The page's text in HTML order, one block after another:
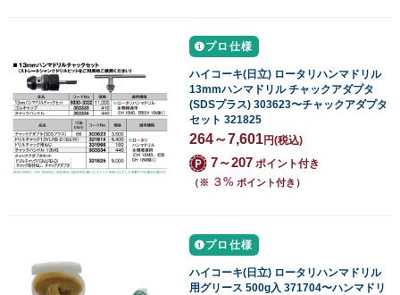
プロ仕様
ハイコーキ(日立) ロータリハンマドリル
13mmハンマドリル チャックアダプタ
(SDSプラス) 303623〜チャックアダプタ
セット 321825
264～7,601円(税込)
7～207 ポイント付き
（※ ３% ポイント付き）
プロ仕様
ハイコーキ(日立) ロータリハンマドリル
用グリース 500g入 371704〜ハンマドリ